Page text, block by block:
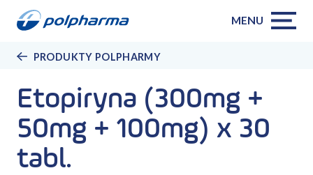
MENU
PRODUKTY POLPHARMY
Etopiryna (300mg +
50mg + 100mg) x 30
tabl.